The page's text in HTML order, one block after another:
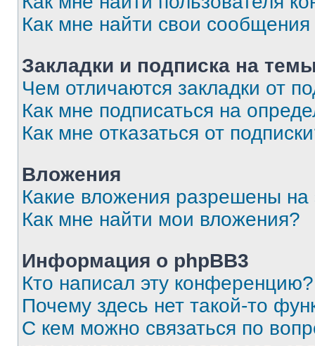
Как мне найти свои
Закладки и подписка на
Чем отличаются закладки от
Как мне подписаться на
Как мне отказаться от
Вложения
Какие вложения разрешены
Как мне найти мои вложения?
Информация о phpBB3
Кто написал эту конференцию?
Почему здесь нет такой-то
С кем можно связаться по